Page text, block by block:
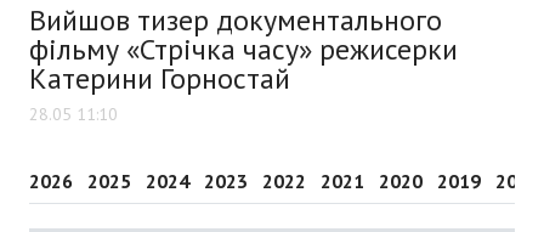
Вийшов тизер документального
фільму «Стрічка часу» режисерки
Катерини Горностай
28.05 11:10
2026 2025 2024 2023 2022 2021 2020 2019 2018